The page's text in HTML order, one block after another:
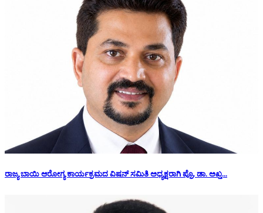
ರಾಜ್ಯ ಬಾಯಿ ಆರೋಗ್ಯ ಕಾರ್ಯಕ್ರಮದ ವಿಷನ್ ಸಮಿತಿ ಅಧ್ಯಕ್ಷರಾಗಿ ಪ್ರೊ. ಡಾ. ಅಖ್ತ...